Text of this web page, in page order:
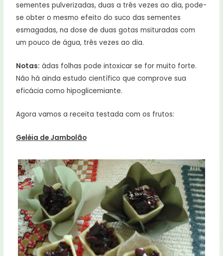
sementes pulverizadas, duas a três vezes ao dia, pode-
se obter o mesmo efeito do suco das sementes
esmagadas, na dose de duas gotas msituradas com
um pouco de água, três vezes ao dia.
Notas: ádas folhas pode intoxicar se for muito forte.
Não há ainda estudo científico que comprove sua
eficácia como hipoglicemiante.
Agora vamos a receita testada com os frutos:
Geléia de Jambolão